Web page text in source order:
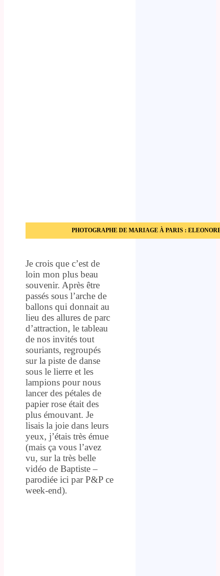
PHOTOGRAPHE DE MARIAGE À PARIS :
Je crois que c’est de
loin mon plus beau
souvenir. Après être
passés sous l’arche de
ballons qui donnait au
lieu des allures de parc
d’attraction, le tableau
de nos invités tout
souriants, regroupés
sur la piste de danse
sous le lierre et les
lampions pour nous
lancer des pétales de
papier rose était des
plus émouvant. Je
lisais la joie dans leurs
yeux, j’étais très émue
(mais ça vous l’avez
vu, sur la très belle
vidéo de Baptiste –
parodiée ici par P&P ce
week-end).